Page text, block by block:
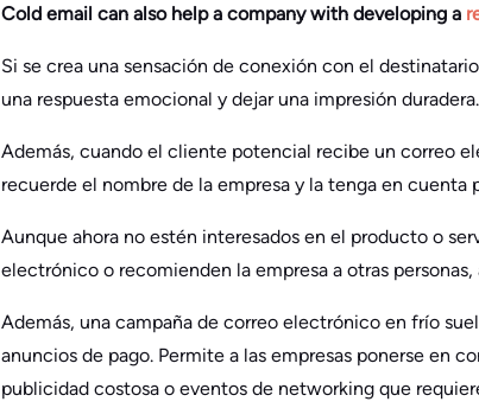
Cold email can also help a company with developing a
Si se crea una sensación de conexión con el
una respuesta emocional y dejar una impresión
Además, cuando el cliente potencial recibe un correo
recuerde el nombre de la empresa y la tenga en cuenta
Aunque ahora no estén interesados en el producto o
electrónico o recomienden la empresa a otras
Además, una campaña de correo electrónico en frío
anuncios de pago. Permite a las empresas ponerse en
publicidad costosa o eventos de networking que